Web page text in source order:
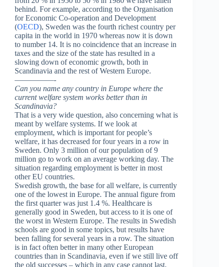
behind. For example, according to the Organisation
for Economic Co-operation and Development
(OECD), Sweden was the fourth richest country per
capita in the world in 1970 whereas now it is down
to number 14. It is no coincidence that an increase in
taxes and the size of the state has resulted in a
slowing down of economic growth, both in
Scandinavia and the rest of Western Europe.
—————-
Can you name any country in Europe where the
current welfare system works better than in
Scandinavia?
That is a very wide question, also concerning what is
meant by welfare systems. If we look at
employment, which is important for people’s
welfare, it has decreased for four years in a row in
Sweden. Only 3 million of our population of 9
million go to work on an average working day. The
situation regarding employment is better in most
other EU countries.
Swedish growth, the base for all welfare, is currently
one of the lowest in Europe. The annual figure from
the first quarter was just 1.4 %. Healthcare is
generally good in Sweden, but access to it is one of
the worst in Western Europe. The results in Swedish
schools are good in some topics, but results have
been falling for several years in a row. The situation
is in fact often better in many other European
countries than in Scandinavia, even if we still live off
the old successes – which in any case cannot last.